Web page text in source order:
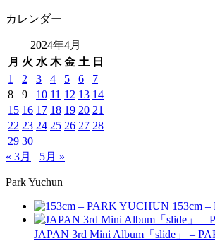
カレンダー
2024年4月
月 火 水 木 金 土 日
1
2 3 4 5 6
7
8
9 10 11 12 13 14
15 16 17 18 19 20 21
22 23 24 25 26 27 28
29 30
« 3月
5月 »
Park Yuchun
153cm
JAPAN 3rd Mini Album「slide」 –